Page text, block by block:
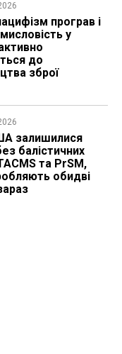
програв і
у
до
зброї
залишилися
балістичних
та PrSM,
обидві